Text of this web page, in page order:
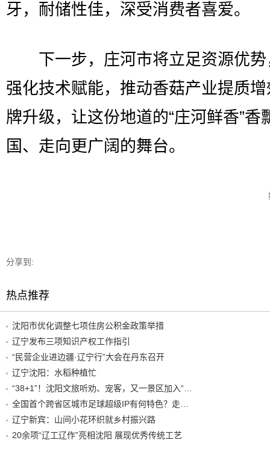
牙，耐储性佳，深受消费者喜爱。
下一步，庄河市将立足资源优势
强化技术赋能，推动香菇产业提质
牌升级，让这份地道的“庄河鲜香”香
国、走向更广阔的舞台。
分享到:
热点推荐
沈阳市优化调整七项住房公积金政策举措
辽宁发布三项知识产权工作指引
“民营企业进边疆·辽宁行”大会在丹东召开
辽宁沈阳：水稻种植忙
辽宁新宾：山间小花环织就乡村振兴路
20余项“辽工辽作”亮相沈阳 展现优秀传统工艺